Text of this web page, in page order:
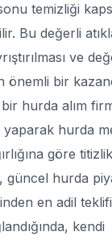
temizliği
Bu değerli
ve
önemli bir kazanç
hurda alım
hurda
göre
güncel hurda
en adil
kendi